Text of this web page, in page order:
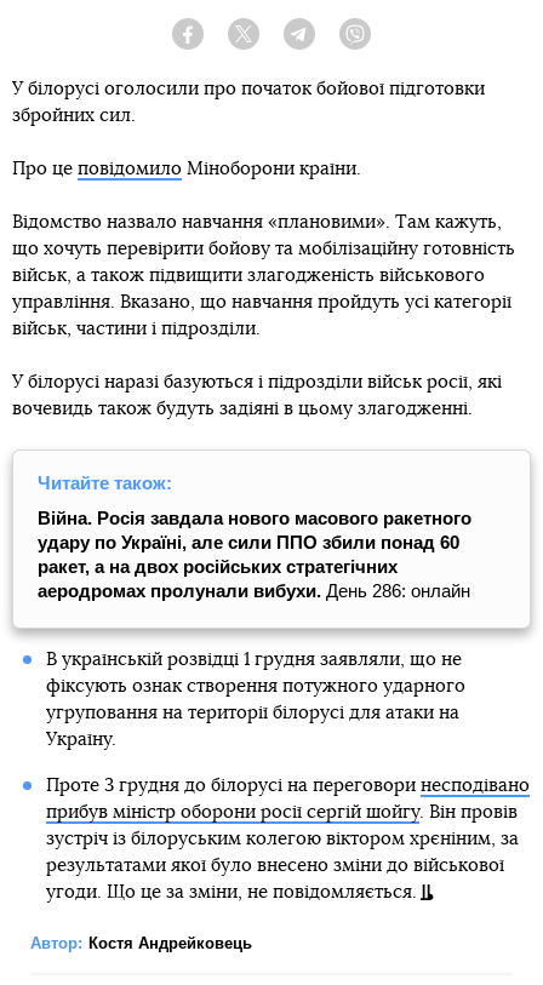
Facebook Twitter Telegram
У білорусі оголосили про початок бойової підготовки
збройних сил.
Про це повідомило Міноборони країни.
Відомство назвало навчання «плановими». Там кажуть,
що хочуть перевірити бойову та мобілізаційну готовність
військ, а також підвищити злагодженість військового
управління. Вказано, що навчання пройдуть усі категорії
військ, частини і підрозділи.
У білорусі наразі базуються і підрозділи військ росії, які
вочевидь також будуть задіяні в цьому злагодженні.
Читайте також:
Війна. Росія завдала нового масового ракетного
удару по Україні, але сили ППО збили понад 60
ракет, а на двох російських стратегічних
аеродромах пролунали вибухи. День 286: онлайн
В українській розвідці 1 грудня заявляли, що не
фіксують ознак створення потужного ударного
угруповання на території білорусі для атаки на
Україну.
Проте 3 грудня до білорусі на переговори несподівано
прибув міністр оборони росії сергій шойгу. Він провів
зустріч із білоруським колегою віктором хрєніним, за
результатами якої було внесено зміни до військової
угоди. Що це за зміни, не повідомляється.
Автор: Костя Андрейковець